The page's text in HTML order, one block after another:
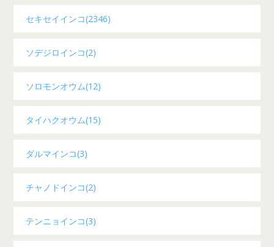
セキセイインコ(2346)
ソデジロインコ(2)
ソロモンオウム(12)
タイハクオウム(15)
ダルマインコ(3)
チャノドインコ(2)
テンニョインコ(3)